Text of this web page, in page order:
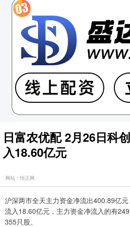
日富农优配 2月26日科
入18.60亿元
网站：恒正网
沪深两市全天主力资金净流出400.89亿
流入18.60亿元，主力资金净流入的有
355只股。